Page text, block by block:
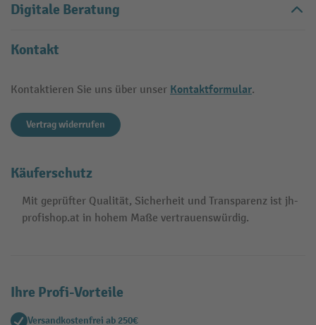
Digitale Beratung
Kontakt
Kontaktieren Sie uns über unser Kontaktformular.
Vertrag widerrufen
Käuferschutz
Mit geprüfter Qualität, Sicherheit und Transparenz ist jh-
profishop.at in hohem Maße vertrauenswürdig.
Ihre Profi-Vorteile
Versandkostenfrei ab 250€